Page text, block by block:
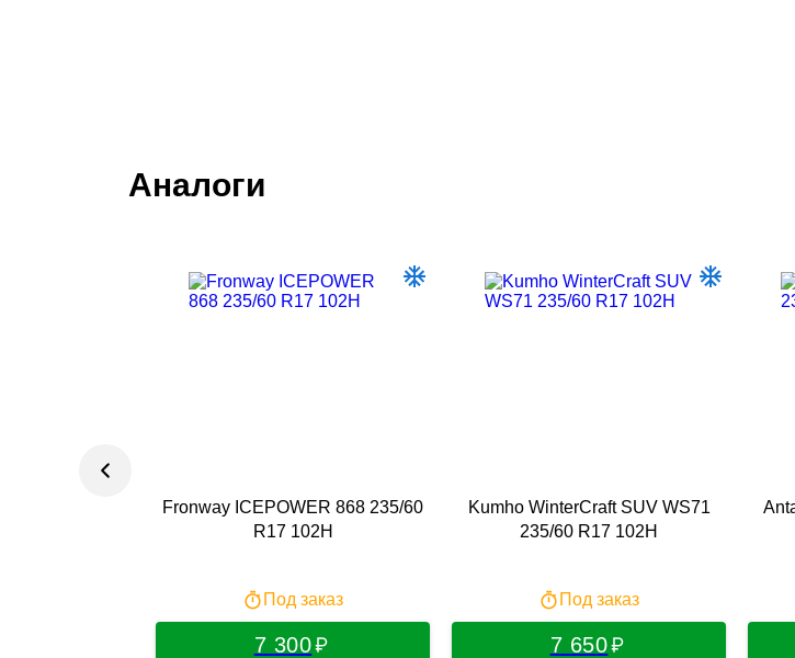
Аналоги
Fronway ICEPOWER 868 235/60
R17 102H
Под заказ
7 300
Kumho WinterCraft SUV WS71
235/60 R17 102H
Под заказ
7 650